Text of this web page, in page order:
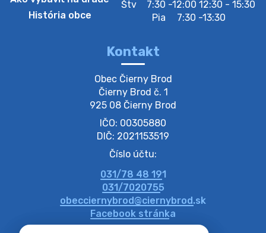
hogy szerdán augusztus 05-én a gyűjtőudvar zárva
lesz https://ciernybrod.sk?p=214…
Zber separovaného odpadu plastu-
Szeparált műanya…
Oznamujeme obyvateľom, že v stredu 05. augusta
prebehne zber separovaného odpadu plastu. Prosíme
obyvateľov, aby vrecia s odpadom vyložili pred dom už
večer vopred, nakoľko firma F…
4. augusta 2026 09:51
Oznámenie o plánovanom prerušení dodávky
elektri…
Oznamujeme Vám, že v určitých dňoch bude v
niektorých častiach našej obce plánované prerušenie
História obce
Štv
7:30 -12:00 12:30 - 15:30
Pia
7:30 -13:30
Kontakt
Obec Čierny Brod
Čierny Brod č. 1
925 08 Čierny Brod
IČO: 00305880
DIČ: 2021153519
Číslo účtu:
031/78 48 191
031/7020755
obecciernybrod@ciernybrod.sk
Facebook stránka